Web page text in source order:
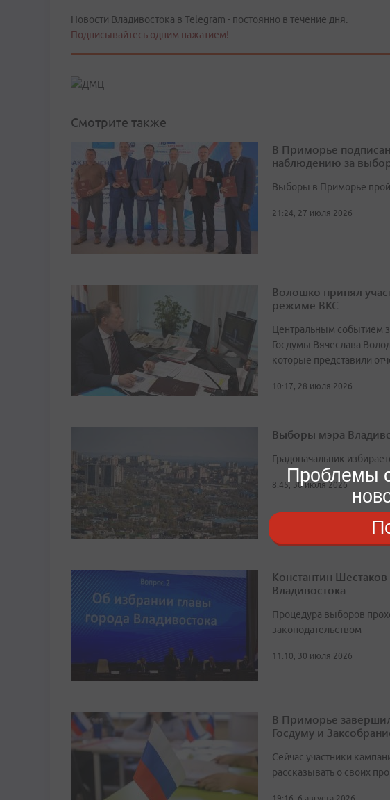
Новости Владивостока в Telegram - постоянно в течение дня.
Подписывайтесь одним нажатием!
Смотрите также
В Приморье
наблюдению за
Выборы в Приморье
21:24, 27 июля 2026
Волошко принял
режиме ВКС
Центральным событием
Госдумы Вячеслава
которые представили
10:17, 28 июля 2026
Выборы мэра
Градоначальник
8:45, 30 июля 2026
Константин
Владивостока
Процедура выборов
законодательством
11:10, 30 июля 2026
В Приморье
Госдуму и
Сейчас участники
рассказывать о своих
Проблемы